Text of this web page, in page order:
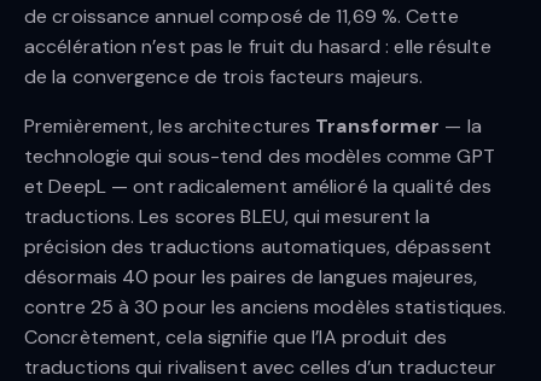
de croissance annuel composé de 11,69 %. Cette
accélération n’est pas le fruit du hasard : elle résulte
de la convergence de trois facteurs majeurs.
Premièrement, les architectures Transformer — la
technologie qui sous-tend des modèles comme GPT
et DeepL — ont radicalement amélioré la qualité des
traductions. Les scores BLEU, qui mesurent la
précision des traductions automatiques, dépassent
désormais 40 pour les paires de langues majeures,
contre 25 à 30 pour les anciens modèles statistiques.
Concrètement, cela signifie que l’IA produit des
traductions qui rivalisent avec celles d’un traducteur